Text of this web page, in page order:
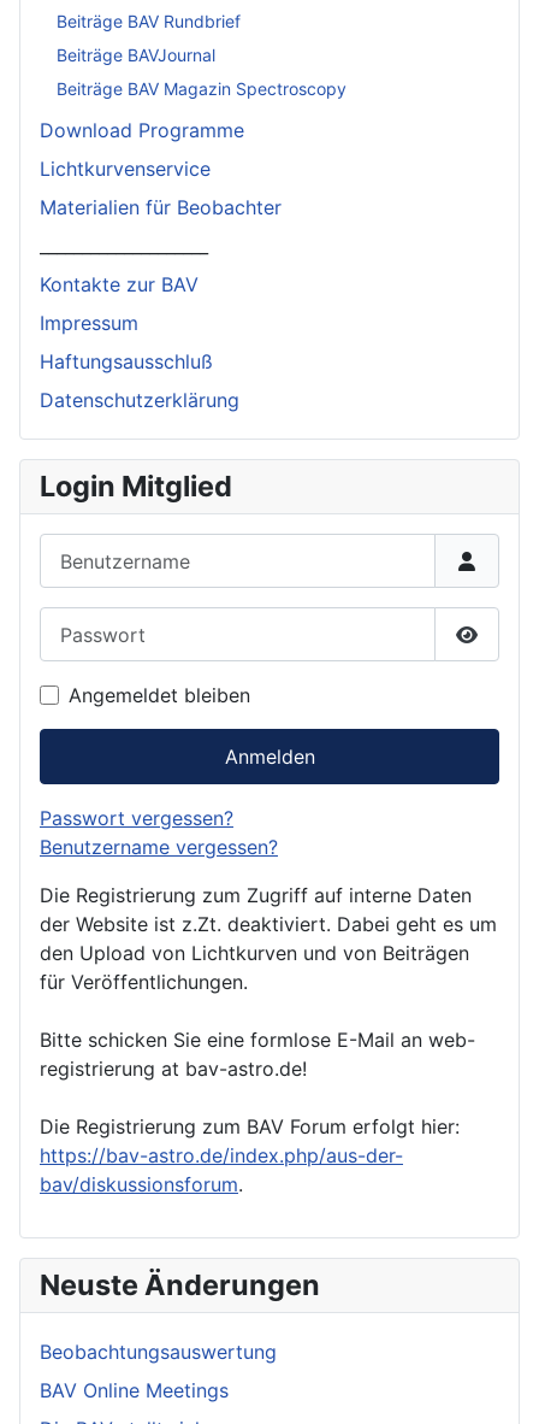
Beiträge BAV Rundbrief
Beiträge BAVJournal
Beiträge BAV Magazin Spectroscopy
Download Programme
Lichtkurvenservice
Materialien für Beobachter
Kontakte zur BAV
Impressum
Haftungsausschluß
Datenschutzerklärung
Login Mitglied
Angemeldet bleiben
Anmelden
Passwort vergessen?
Benutzername vergessen?
Die Registrierung zum Zugriff auf interne Daten
der Website ist z.Zt. deaktiviert. Dabei geht es um
den Upload von Lichtkurven und von Beiträgen
für Veröffentlichungen.
Bitte schicken Sie eine formlose E-Mail an web-
registrierung at bav-astro.de!
Die Registrierung zum BAV Forum erfolgt hier:
https://bav-astro.de/index.php/aus-der-
bav/diskussionsforum.
Neuste Änderungen
Beobachtungsauswertung
BAV Online Meetings